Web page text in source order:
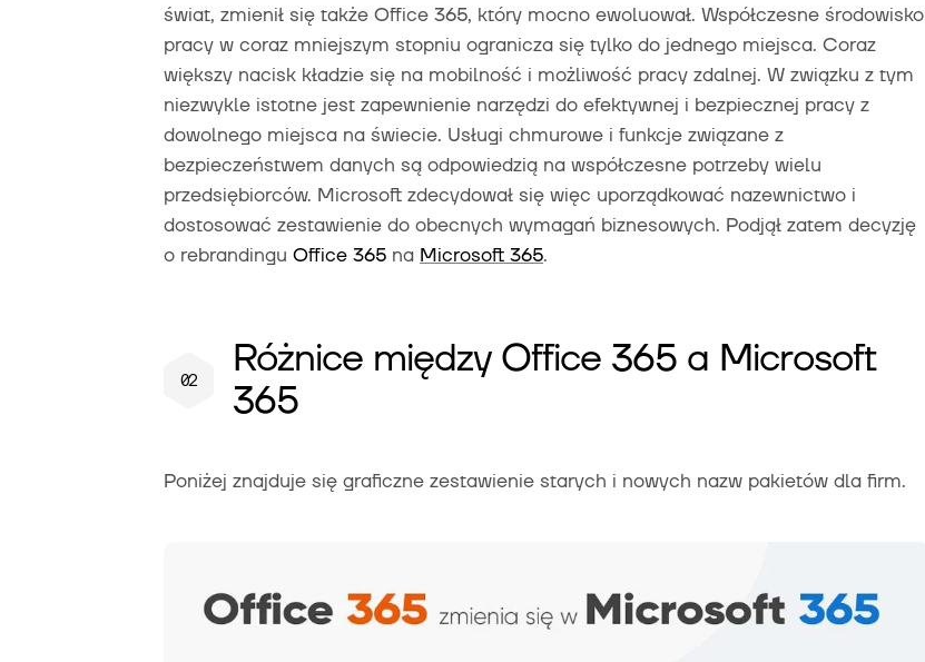
świat, zmienił się także Office 365, który mocno ewoluował. Współczesne środowisko
pracy w coraz mniejszym stopniu ogranicza się tylko do jednego miejsca. Coraz
większy nacisk kładzie się na mobilność i możliwość pracy zdalnej. W związku z tym
niezwykle istotne jest zapewnienie narzędzi do efektywnej i bezpiecznej pracy z
dowolnego miejsca na świecie. Usługi chmurowe i funkcje związane z
bezpieczeństwem danych są odpowiedzią na współczesne potrzeby wielu
przedsiębiorców. Microsoft zdecydował się więc uporządkować nazewnictwo i
dostosować zestawienie do obecnych wymagań biznesowych. Podjął zatem decyzję
o rebrandingu Office 365 na Microsoft 365.
Różnice między Office 365 a Microsoft
365
Poniżej znajduje się graficzne zestawienie starych i nowych nazw pakietów dla firm.